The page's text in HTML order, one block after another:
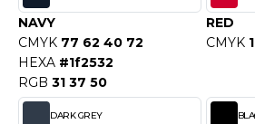
COOL
HOODS
NAVY
CMYK 77 62 40 72
HEXA #1f2532
RGB 31 37 50
RED
CMYK
DARK GREY